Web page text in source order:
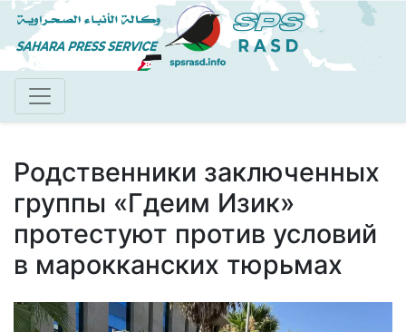
Перейти
к
основному
Родственники заключенных
группы «Гдеим Изик»
протестуют против условий
в марокканских тюрьмах